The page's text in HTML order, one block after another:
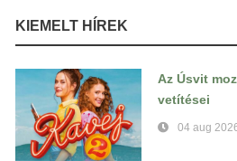
KIEMELT HÍREK
Az Úsvit
vetítései
04 aug